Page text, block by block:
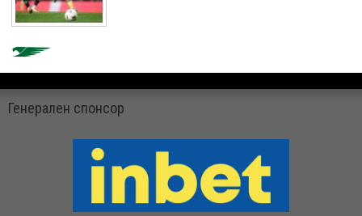
Генерален спонсор